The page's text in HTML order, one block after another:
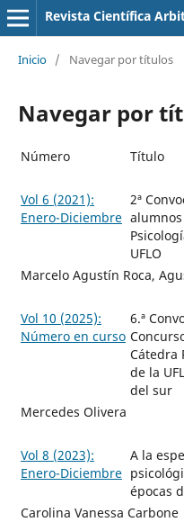
Revista Científica
Inicio / Navegar por títulos
Navegar por
Número Título
Vol 6 (2021):
Enero-Diciembre
2ª
UFLO
Marcelo Agustín Roca,
Vol 10 (2025):
Número en curso
6.ª
Cátedra
de la
del sur
Mercedes Olivera
Vol 8 (2023):
Enero-Diciembre
A la
épocas
Carolina Vanessa Carbone